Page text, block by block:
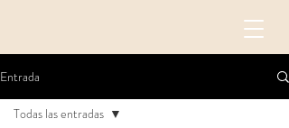
Entrada
Todas las entradas